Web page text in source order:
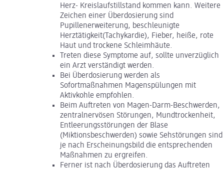
Herz- Kreislaufstillstand kommen kann. Weitere
Zeichen einer Überdosierung sind
Pupillenerweiterung, beschleunigte
Herztätigkeit(Tachykardie), Fieber, heiße, rote
Haut und trockene Schleimhäute.
Treten diese Symptome auf, sollte unverzüglich
ein Arzt verständigt werden.
Bei Überdosierung werden als
Sofortmaßnahmen Magenspülungen mit
Aktivkohle empfohlen.
Beim Auftreten von Magen-Darm-Beschwerden,
zentralnervösen Störungen, Mundtrockenheit,
Entleerungsstörungen der Blase
(Miktionsbeschwerden) sowie Sehstörungen sind
je nach Erscheinungsbild die entsprechenden
Maßnahmen zu ergreifen.
Ferner ist nach Überdosierung das Auftreten